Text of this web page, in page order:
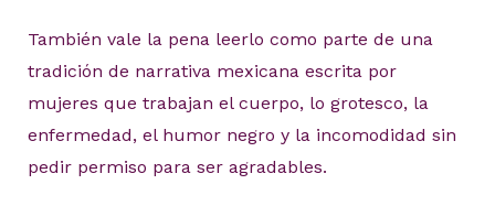
También vale la pena leerlo como parte de una
tradición de narrativa mexicana escrita por
mujeres que trabajan el cuerpo, lo grotesco, la
enfermedad, el humor negro y la incomodidad sin
pedir permiso para ser agradables.